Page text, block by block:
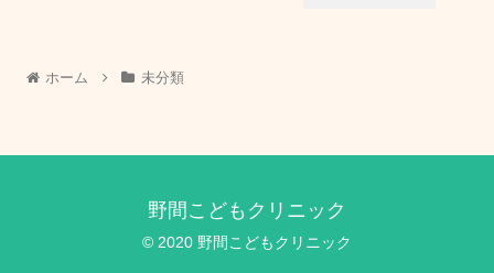
ホーム 未分類
野間こどもクリニック
© 2020 野間こどもクリニック